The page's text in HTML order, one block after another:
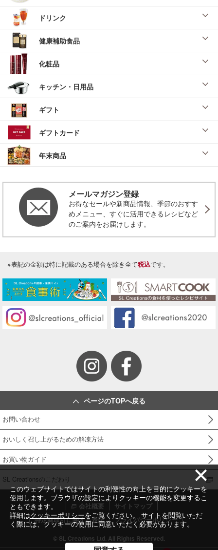
このウェブサイトではサイトの利便性の向上を目的にクッキーを
使用します。ブラウザの設定によりクッキーの機能を変更するこ
ともできます。
詳細はクッキーポリシーをご覧ください。 サイトを閲覧いただ
く際には、クッキーの使用に同意いただく必要があります。
ドリンク
健康補助食品
化粧品
キッチン・日用品
ギフト
ギフトカード
年末商品
メールマガジン登録
お得なセールや新商品情報、季節のおすす
めメニュー、すぐに活用できるレシピなど
のご案内をお届けします。
※表記の金額は特に記載のある場合を除き全て税込です。
ページのTOPへ戻る
お問い合わせ
おいしく召し上がるための解凍方法
お買い物ガイド
SL Creationsのこだわり
会社概要
サイトマップ
特定商取引に関する表記
プライバシーポリシー
© SL Creations Ltd. All Rights Reserved.